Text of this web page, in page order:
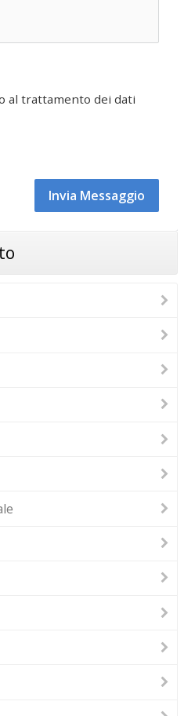
al trattamento dei dati
Invia Messaggio